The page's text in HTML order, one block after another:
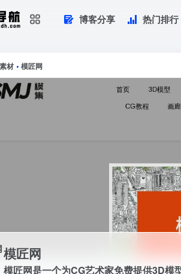
博客分享 热门排行
材 • 模匠网
模匠网